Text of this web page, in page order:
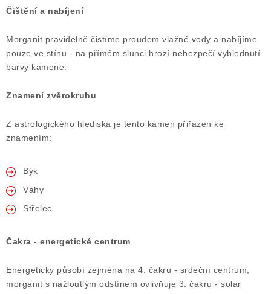
Formulář pro odstoupení od smlouvy
Poučení o právu na odstoupení od smlouvy
Čištění a nabíjení
Morganit pravidelně čistíme proudem vlažné vody a nabíjíme
pouze ve stínu - na přímém slunci hrozí nebezpečí vyblednutí
barvy kamene.
Znamení zvěrokruhu
Z astrologického hlediska je tento kámen přiřazen ke
znamením:
Býk
Váhy
Střelec
Čakra - energetické centrum
Energeticky působí zejména na 4. čakru - srdeční centrum,
morganit s nažloutlým odstínem ovlivňuje 3. čakru - solar